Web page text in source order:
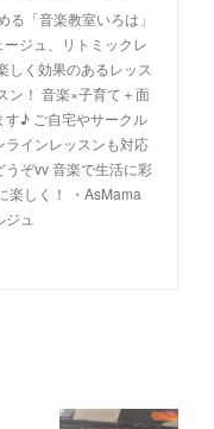
「音楽教室いろは」
ジュ、リトミックレ
しく効果のあるレッス
ン！ 音楽×子育て＋面
す♪ ご自宅やサークル
インレッスンも対応
うぞvv 音楽で生活に彩
楽しく！ ・AsMama
ュ